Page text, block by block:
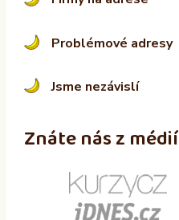
Problémové adresy
Jsme nezávislí
Znáte nás z médií